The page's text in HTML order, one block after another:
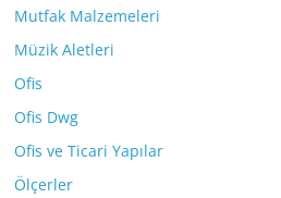
Mutfak Malzemeleri
Müzik Aletleri
Ofis
Ofis Dwg
Ofis ve Ticari Yapılar
Ölçerler